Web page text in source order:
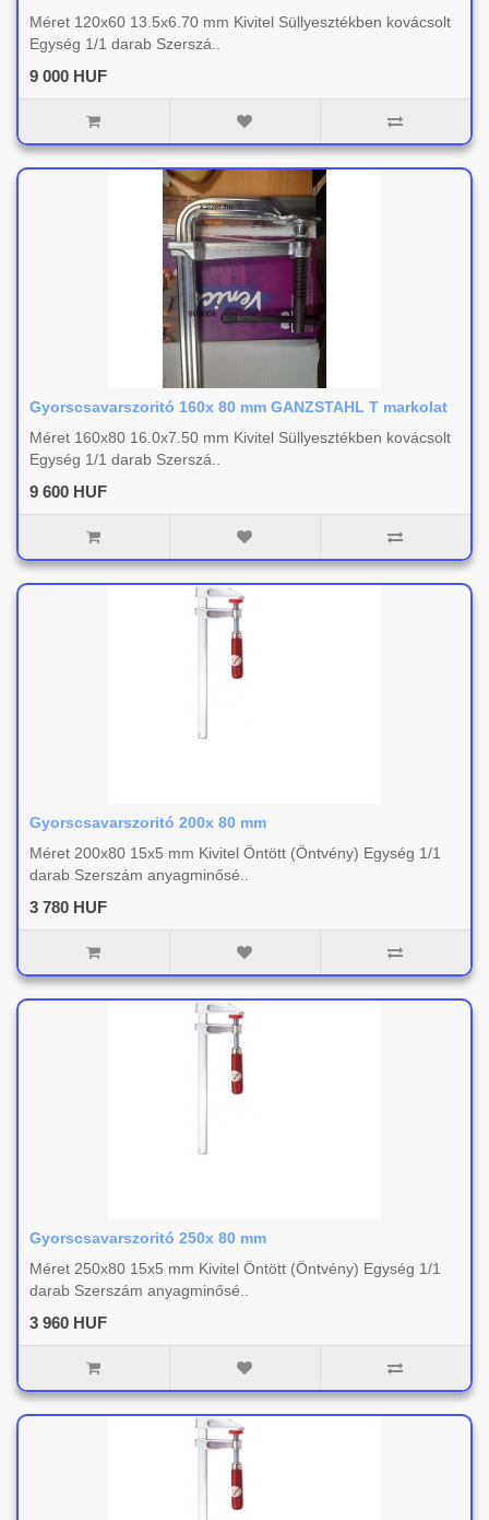
Méret 120x60 13.5x6.70 mm Kivitel Süllyesztékben kovácsolt
Egység 1/1 darab Szerszá..
9 000 HUF
Gyorscsavarszoritó 160x 80 mm GANZSTAHL T markolat
Méret 160x80 16.0x7.50 mm Kivitel Süllyesztékben kovácsolt
Egység 1/1 darab Szerszá..
9 600 HUF
Gyorscsavarszoritó 200x 80 mm
Méret 200x80 15x5 mm Kivitel Öntött (Öntvény) Egység 1/1
darab Szerszám anyagminősé..
3 780 HUF
Gyorscsavarszoritó 250x 80 mm
Méret 250x80 15x5 mm Kivitel Öntött (Öntvény) Egység 1/1
darab Szerszám anyagminősé..
3 960 HUF